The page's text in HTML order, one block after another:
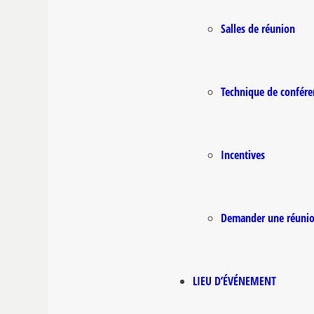
Salles de réunion
Technique de
Incentives
Demander une
LIEU D’ÉVÉNEMENT